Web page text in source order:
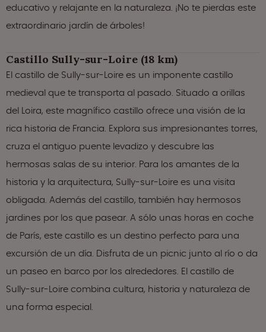
educativo y relajante en la naturaleza. ¡No te pierdas este
extraordinario jardín de árboles!
Castillo Sully-sur-Loire (18 km)
El castillo de Sully-sur-Loire es un imponente castillo
medieval que te transporta al pasado. Situado a orillas
del Loira, este magnífico castillo ofrece una visión de la
rica historia de Francia. Explora sus impresionantes torres,
cruza el antiguo puente levadizo y descubre las
hermosas salas de su interior. Para los amantes de la
historia y la arquitectura, Sully-sur-Loire es una visita
obligada. Además del castillo, también hay hermosos
jardines por los que pasear. A sólo unas horas en coche
de París, este castillo es un destino perfecto para una
excursión de un día. Disfruta de un picnic junto al río o da
un paseo en barco por los alrededores. El castillo de
Sully-sur-Loire combina cultura, historia y naturaleza de
una forma especial.